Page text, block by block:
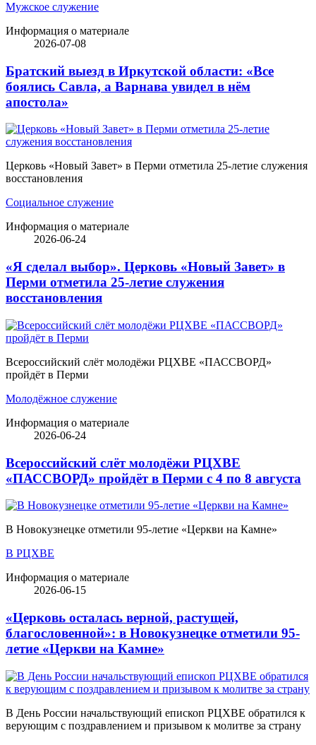
Мужское служение
Информация о материале
2026-07-08
Братский выезд в Иркутской области: «Все
боялись Савла, а Варнава увидел в нём
апостола»
Церковь «Новый Завет» в Перми отметила 25-летие служения
восстановления
Социальное служение
Информация о материале
2026-06-24
«Я сделал выбор». Церковь «Новый Завет» в
Перми отметила 25-летие служения
восстановления
Всероссийский слёт молодёжи РЦХВЕ «ПАССВОРД»
пройдёт в Перми
Молодёжное служение
Информация о материале
2026-06-24
Всероссийский слёт молодёжи РЦХВЕ
«ПАССВОРД» пройдёт в Перми с 4 по 8 августа
В Новокузнецке отметили 95-летие «Церкви на Камне»
В РЦХВЕ
Информация о материале
2026-06-15
«Церковь осталась верной, растущей,
благословенной»: в Новокузнецке отметили 95-
летие «Церкви на Камне»
В День России начальствующий епископ РЦХВЕ обратился к
верующим с поздравлением и призывом к молитве за страну